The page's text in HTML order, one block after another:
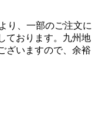
り、一部のご注文に
ております。九州地
ざいますので、余裕